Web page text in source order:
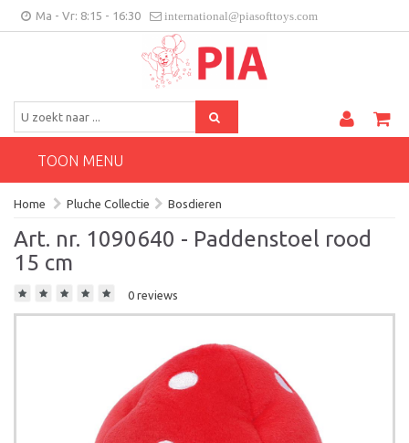
Ma - Vr: 8:15 - 16:30 international@piasofttoys.com
Klantenfeedback
BE/NL
TOON MENU
Home Pluche Collectie Bosdieren
Art. nr. 1090640 - Paddenstoel rood
15 cm
0 reviews